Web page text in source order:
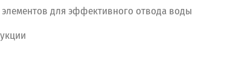
элементов для эффективного отвода воды